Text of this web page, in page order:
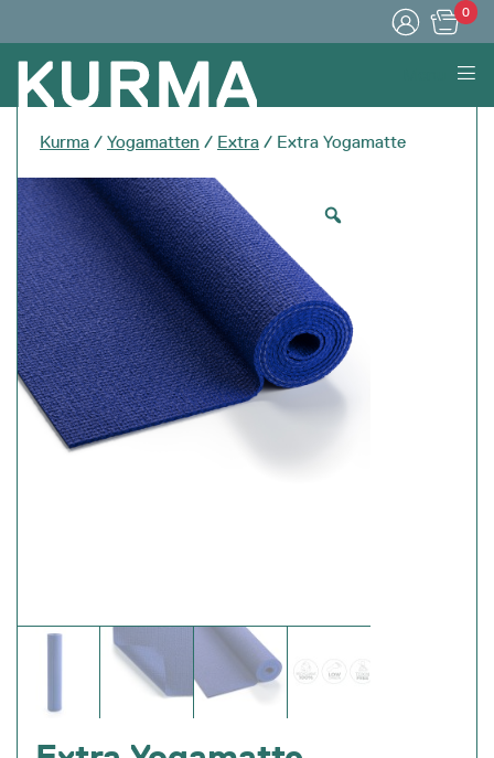
0
Kurma / Yogamatten / Extra / Extra Yogamatte